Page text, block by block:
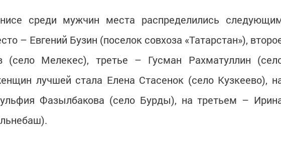
среди мужчин места распределились
– Евгений Бузин (поселок совхоза «Татарстан»),
(село Мелекес), третье – Гусман Рахматуллин
лучшей стала Елена Стасенок (село Кузкеево),
Фазылбакова (село Бурды), на третьем –